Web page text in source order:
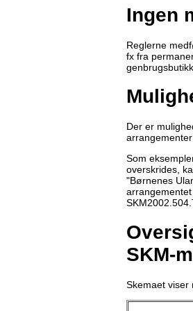
Ingen
Reglerne
fx fra
Der er
Som
overskrides,
"Børnenes
SKM-
Skemaet viser